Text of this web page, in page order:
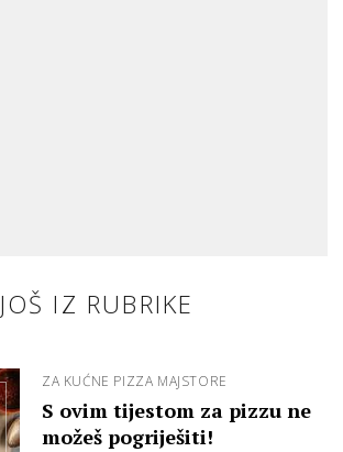
JOŠ IZ RUBRIKE
ZA KUĆNE PIZZA MAJSTORE
S ovim tijestom za pizzu ne
možeš pogriješiti!